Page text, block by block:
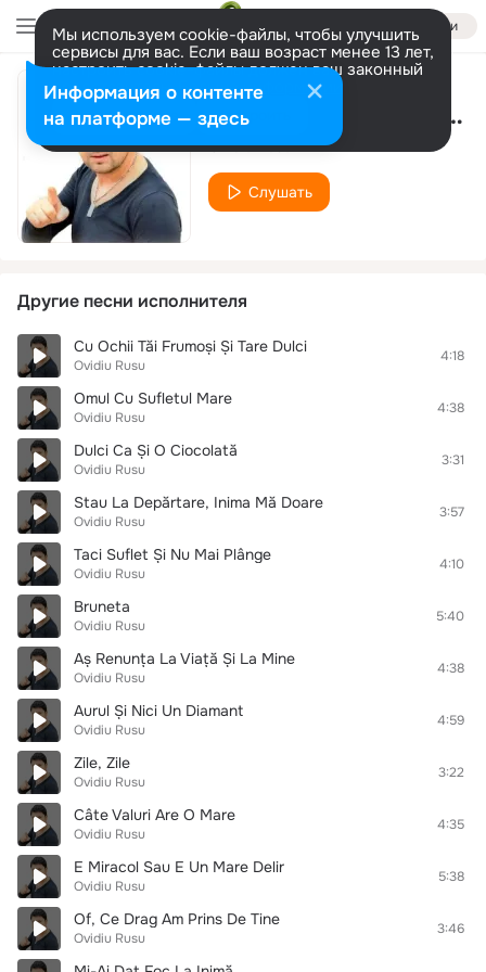
Войти
Мы используем cookie-файлы, чтобы улучшить
сервисы для вас. Если ваш возраст менее 13 лет,
настроить cookie-файлы должен ваш законный
представитель. Больше информации
Разрешить все Настроить Sunt Nebunul Care Te Vrea
Ovidiu Rusu
Слушать
Другие песни исполнителя
Cu Ochii Tăi Frumoși Și Tare Dulci
Ovidiu Rusu
4:18
Omul Cu Sufletul Mare
Ovidiu Rusu
4:38
Dulci Ca Și O Ciocolată
Ovidiu Rusu
3:31
Stau La Depărtare, Inima Mă Doare
Ovidiu Rusu
3:57
Taci Suflet Și Nu Mai Plânge
Ovidiu Rusu
4:10
Bruneta
Ovidiu Rusu
5:40
Aș Renunța La Viață Și La Mine
Ovidiu Rusu
4:38
Aurul Și Nici Un Diamant
Ovidiu Rusu
4:59
Zile, Zile
Ovidiu Rusu
3:22
Câte Valuri Are O Mare
Ovidiu Rusu
4:35
E Miracol Sau E Un Mare Delir
Ovidiu Rusu
5:38
Of, Ce Drag Am Prins De Tine
Ovidiu Rusu
3:46
Информация о контенте
на платформе — здесь